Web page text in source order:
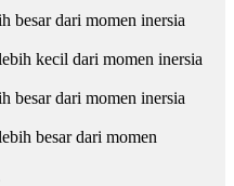
besar dari momen inersia
kecil dari momen inersia
besar dari momen inersia
besar dari momen